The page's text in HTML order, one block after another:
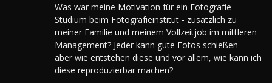
Was war meine Motivation für ein Fotografie-
Studium beim Fotografieinstitut - zusätzlich zu
meiner Familie und meinem Vollzeitjob im mittleren
Management? Jeder kann gute Fotos schießen -
aber wie entstehen diese und vor allem, wie kann ich
diese reproduzierbar machen?